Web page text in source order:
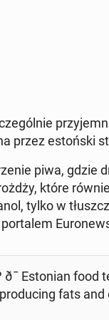
przez es­toń­ski
piwa, gdzie
które
tylko w
Es­to­nian food
fats and